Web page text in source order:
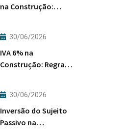
na Construção:
30/06/2026
IVA 6% na
Construção: Regras
30/06/2026
Inversão do Sujeito
Passivo na